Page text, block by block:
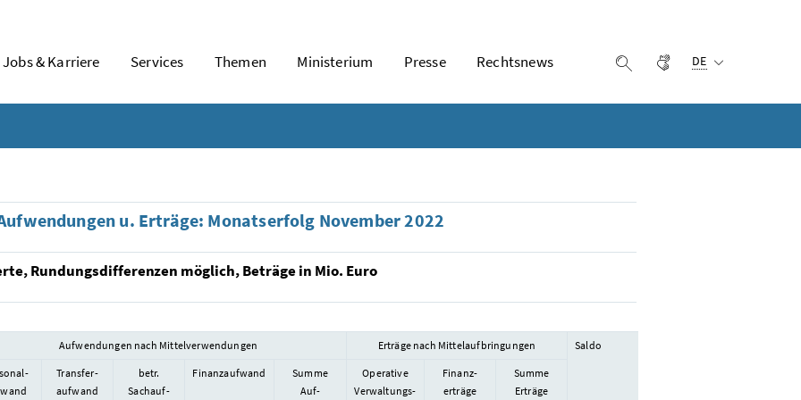
Jobs & Karriere Services Themen Ministerium Presse Rechtsnews Suche einblenden
Gebärdensprache
DE
u. Erträge: Monatserfolg November 2022
Rundungsdifferenzen möglich, Beträge in Mio. Euro
Aufwendungen nach Mittelverwendungen Erträge nach Mittelaufbringungen Saldo
Transfer-
aufwand
betr.
Sachauf-
Finanzaufwand
Summe
Auf-
Operative
Verwaltungs-
Finanz-
erträge
Summe
Erträge